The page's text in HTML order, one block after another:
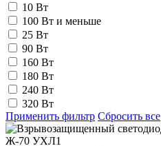
10 Вт
100 Вт и меньше
25 Вт
90 Вт
160 Вт
180 Вт
240 Вт
320 Вт
Применить фильтр Сбросить все